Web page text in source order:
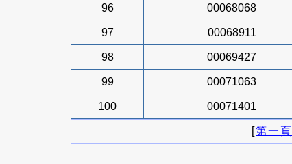
96 00068068
97 00068911
98 00069427
99 00071063
100 00071401
[第一頁